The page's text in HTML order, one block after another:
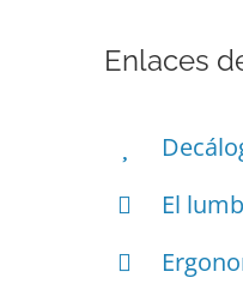
Enlaces
El